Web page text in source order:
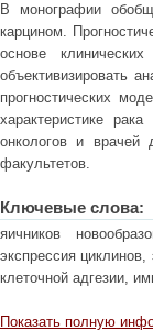
В монографии
карцином.
основе
объективизировать
прогностических
характеристике
онкологов и врачей
факультетов.
Ключевые слова:
яичников
экспрессия
клеточной адгезии,
Показать полную